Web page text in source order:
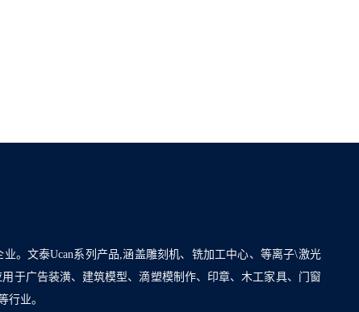
。文泰Ucan系列产品,涵盖雕刻机、铣加工中心、等离子\激光
于广告装潢、建筑模型、滴塑模制作、印章、木工家具、门窗
行业。